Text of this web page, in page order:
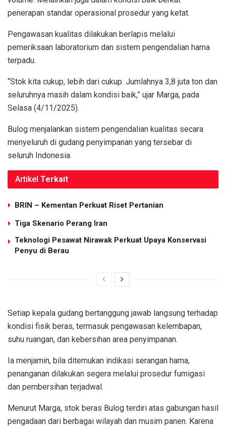
penerapan standar operasional prosedur yang ketat.
Pengawasan kualitas dilakukan berlapis melalui
pemeriksaan laboratorium dan sistem pengendalian hama
terpadu.
“Stok kita cukup, lebih dari cukup. Jumlahnya 3,8 juta ton dan
seluruhnya masih dalam kondisi baik,” ujar Marga, pada
Selasa (4/11/2025).
Bulog menjalankan sistem pengendalian kualitas secara
menyeluruh di gudang penyimpanan yang tersebar di
seluruh Indonesia.
Artikel Terkait
BRIN – Kementan Perkuat Riset Pertanian
Tiga Skenario Perang Iran
Teknologi Pesawat Nirawak Perkuat Upaya Konservasi
Penyu di Berau
Setiap kepala gudang bertanggung jawab langsung terhadap
kondisi fisik beras, termasuk pengawasan kelembapan,
suhu ruangan, dan kebersihan area penyimpanan.
Ia menjamin, bila ditemukan indikasi serangan hama,
penanganan dilakukan segera melalui prosedur fumigasi
dan pembersihan terjadwal.
Menurut Marga, stok beras Bulog terdiri atas gabungan hasil
pengadaan dari berbagai wilayah dan musim panen. Karena